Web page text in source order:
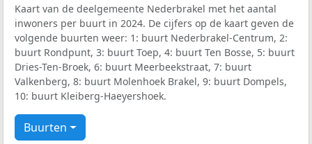
Kaart van de deelgemeente Nederbrakel met het aantal
inwoners per buurt in 2024. De cijfers op de kaart geven de
volgende buurten weer: 1: buurt Nederbrakel-Centrum, 2:
buurt Rondpunt, 3: buurt Toep, 4: buurt Ten Bosse, 5: buurt
Dries-Ten-Broek, 6: buurt Meerbeekstraat, 7: buurt
Valkenberg, 8: buurt Molenhoek Brakel, 9: buurt Dompels,
10: buurt Kleiberg-Haeyershoek.
Buurten